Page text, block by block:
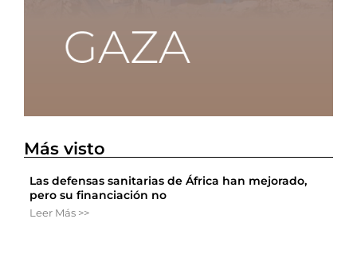
Más visto
Las defensas sanitarias de África han mejorado,
pero su financiación no
Leer Más >>